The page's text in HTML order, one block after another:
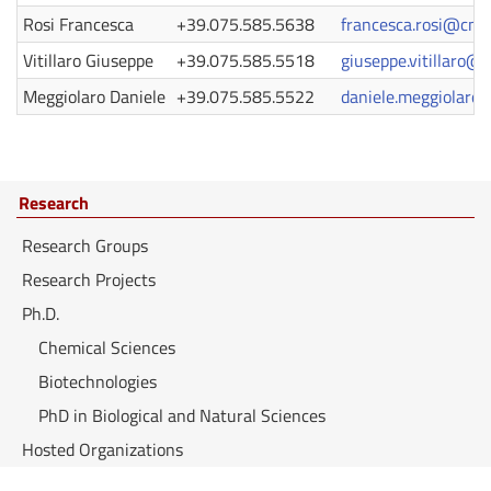
Rosi Francesca
+39.075.585.5638
Vitillaro Giuseppe
+39.075.585.5518
Meggiolaro Daniele +39.075.585.5522
Research
Research Groups
Research Projects
Ph.D.
Chemical Sciences
Biotechnologies
PhD in Biological and Natural Sciences
Hosted Organizations